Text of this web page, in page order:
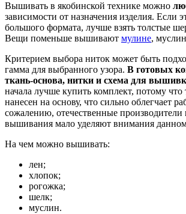
Вышивать в якобинской технике можно
зависимости от назначения изделия. Если
большого формата, лучше взять толстые
Вещи поменьше вышивают мулине,
Критерием выбора ниток может быть
гамма для выбранного узора. В готовых
ткань-основа, нитки и схема для
начала лучше купить комплект, потому
нанесен на основу, что сильно облегчает
сожалению, отечественные производители
вышивания мало уделяют внимания
На чем можно вышивать:
лен;
хлопок;
рогожка;
шелк;
муслин.